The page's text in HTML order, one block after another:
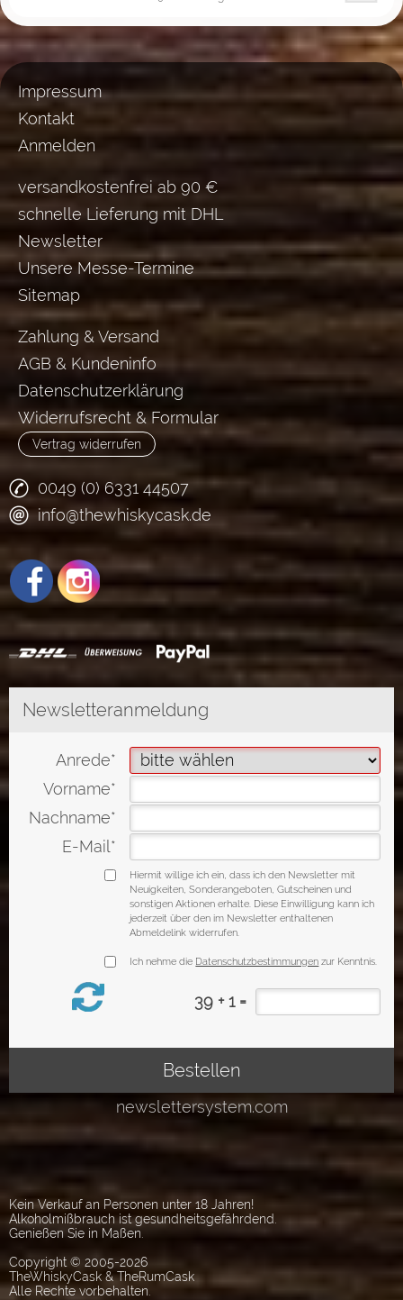
Impressum
Kontakt
Anmelden
versandkostenfrei ab 90 €
schnelle Lieferung mit DHL
Newsletter
Unsere Messe-Termine
Sitemap
Zahlung & Versand
AGB & Kundeninfo
Datenschutzerklärung
Widerrufsrecht & Formular
Vertrag widerrufen
0049 (0) 6331 44507
info@thewhiskycask.de
Kein Verkauf an Personen unter 18 Jahren!
Alkoholmißbrauch ist gesundheitsgefährdend.
Genießen Sie in Maßen.
Copyright © 2005-2026
TheWhiskyCask & TheRumCask
Alle Rechte vorbehalten.